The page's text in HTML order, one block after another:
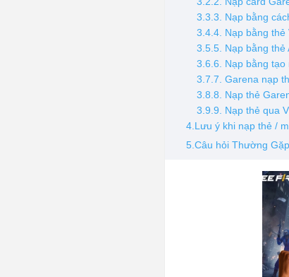
3.3.3. Nạp bằng
3.4.4. Nạp bằng thẻ
3.5.5. Nạp bằng thẻ
3.6.6. Nạp bằng tạo
3.7.7. Garena nạp
3.8.8. Nạp thẻ
3.9.9. Nạp thẻ qua
4.Lưu ý khi nạp thẻ /
5.Câu hỏi Thường Gặp